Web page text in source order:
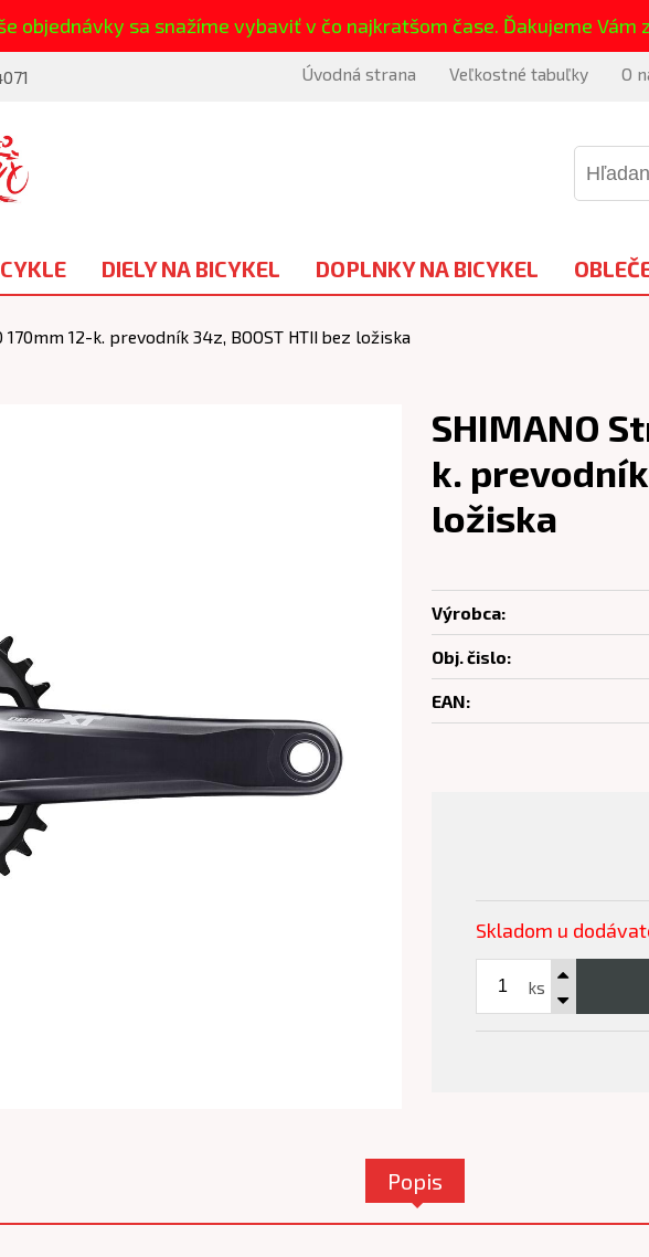
objednávky sa snažíme vybaviť v čo najkratšom čase. Ďakujeme Vám
Úvodná strana Veľkostné tabuľky O
DIELY NA BICYKEL DOPLNKY NA BICYKEL
170mm 12-k. prevodník 34z, BOOST HTII bez ložiska
SHIMANO
k. prevodník
ložiska
Skladom u
ks
Výrobca:
Obj. čislo:
EAN:
Popis